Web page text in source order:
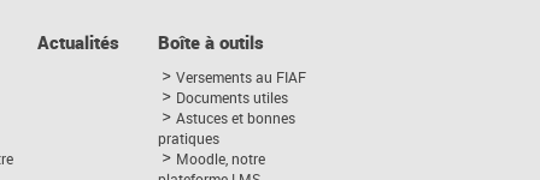
Actualités Boîte à outils
Versements au FIAF
Documents utiles
Astuces et bonnes
pratiques
Moodle, notre